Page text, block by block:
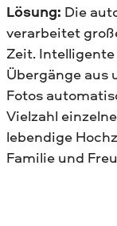
Lösung: Die
verarbeitet
Zeit.
Übergänge aus
Fotos
Vielzahl
lebendige
Familie und